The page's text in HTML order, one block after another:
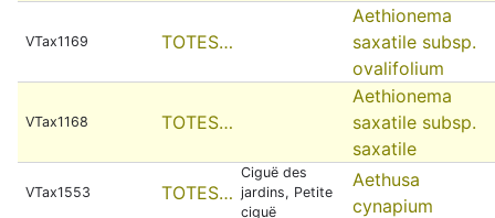
VTax1169 TOTES…
Aethionema
saxatile subsp.
ovalifolium
VTax1168 TOTES…
Aethionema
saxatile subsp.
saxatile
VTax1553 TOTES…
Ciguë des
jardins, Petite
ciguë
Aethusa
cynapium